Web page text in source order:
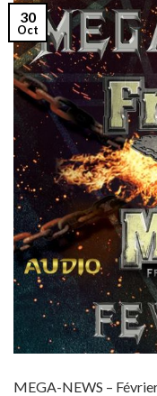
30
Oct
MEGA-NEWS –